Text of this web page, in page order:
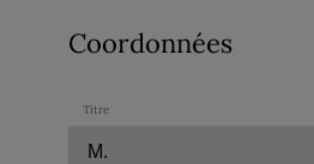
Coordonnées
Titre